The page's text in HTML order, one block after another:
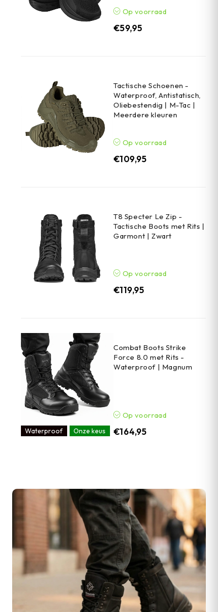
Op voorraad
€59,95
Tactische Schoenen -
Waterproof, Antistatisch,
Oliebestendig | M-Tac |
Meerdere kleuren
Op voorraad
€109,95
T8 Specter Le Zip -
Tactische Boots met Rits |
Garmont | Zwart
Op voorraad
€119,95
Waterproof Onze keus
Combat Boots Strike
Force 8.0 met Rits -
Waterproof | Magnum
Op voorraad
€164,95